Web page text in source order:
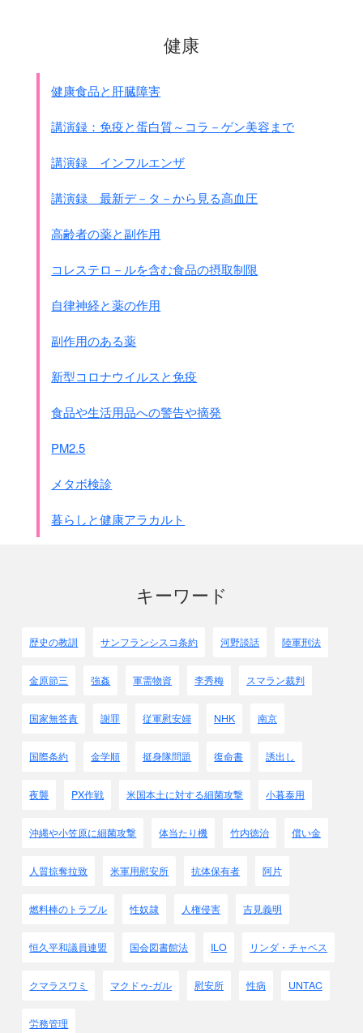
健康
健康食品と肝臓障害
講演録：免疫と蛋白質～コラ－ゲン美容まで
講演録 インフルエンザ
講演録 最新デ－タ－から見る高血圧
高齢者の薬と副作用
コレステロ－ルを含む食品の摂取制限
自律神経と薬の作用
副作用のある薬
新型コロナウイルスと免疫
食品や生活用品への警告や摘発
PM2.5
メタボ検診
暮らしと健康アラカルト
キーワード
歴史の教訓 サンフランシスコ条約 河野談話 陸軍刑法
金原節三 強姦 軍需物資 李秀梅 スマラン裁判
国家無答責 謝罪 従軍慰安婦 NHK 南京
国際条約 金学順 挺身隊問題 復命書 誘出し
夜襲 PX作戦 米国本土に対する細菌攻撃 小暮泰用
沖縄や小笠原に細菌攻撃 体当たり機 竹内徳治 償い金
人質掠奪拉致 米軍用慰安所 抗体保有者 阿片
燃料棒のトラブル 性奴隷 人権侵害 吉見義明
恒久平和議員連盟 国会図書館法 ILO リンダ・チャベス
クマラスワミ マクドゥ-ガル 慰安所 性病 UNTAC
労務管理